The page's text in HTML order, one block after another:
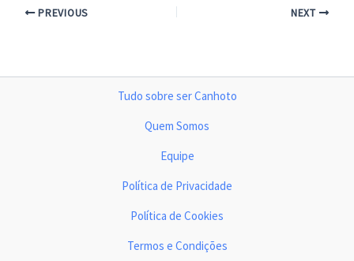
PREVIOUS NEXT
Tudo sobre ser Canhoto
Quem Somos
Equipe
Política de Privacidade
Política de Cookies
Termos e Condições